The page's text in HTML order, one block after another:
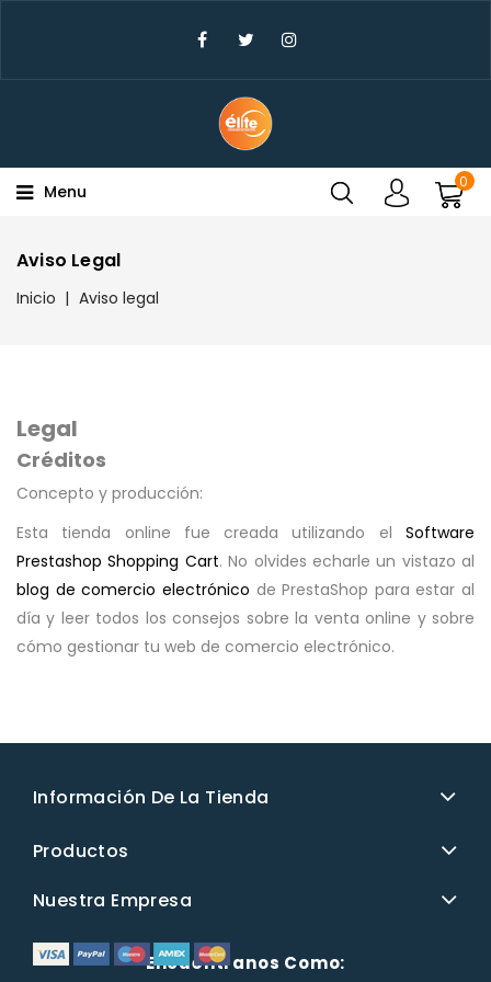
0
Menu
Aviso Legal
Inicio Aviso legal
Legal
Créditos
Concepto y producción:
Esta tienda online fue creada utilizando el Software
Prestashop Shopping Cart. No olvides echarle un vistazo al
blog de comercio electrónico de PrestaShop para estar al
día y leer todos los consejos sobre la venta online y sobre
cómo gestionar tu web de comercio electrónico.
Información De La Tienda
Productos
Nuestra Empresa
Create Wishlist
Encuéntranos Como: